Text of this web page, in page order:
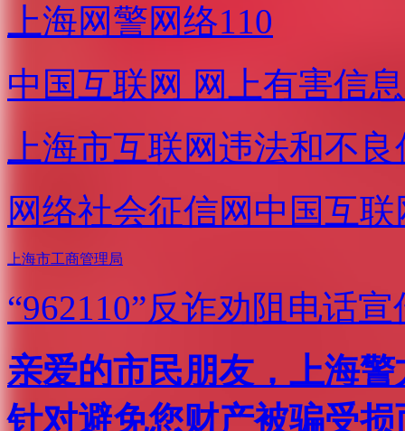
上海网警网络110
中国互联网 网上有害信
上海市互联网违法和不
网络社会征信网 中国互
上海市工商管理局
“962110”反诈劝阻电话宣
亲爱的市民朋友，上海
针对避免您财产被骗受